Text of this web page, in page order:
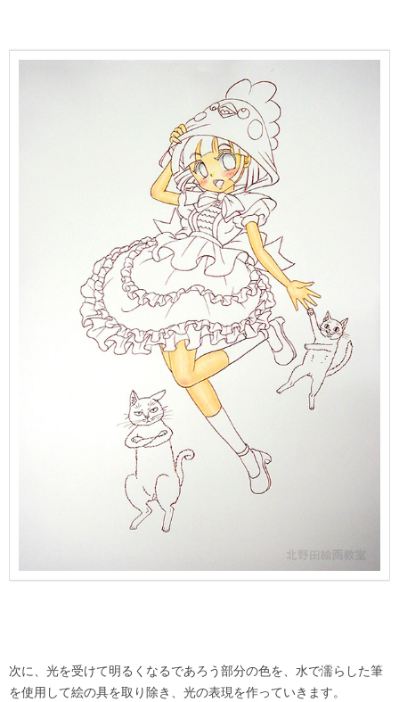
次に、光を受けて明るくなるであろう部分の色を、水で濡らした筆
を使用して絵の具を取り除き、光の表現を作っていきます。